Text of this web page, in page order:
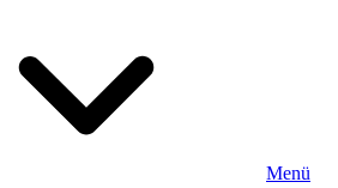
Menü